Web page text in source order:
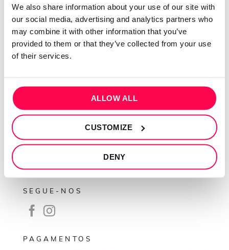
We also share information about your use of our site with
our social media, advertising and analytics partners who
may combine it with other information that you’ve
provided to them or that they’ve collected from your use
of their services.
ALLOW ALL
CUSTOMIZE
DENY
Sobre mim
Contactos
Conta cliente
INFORMAÇÕES
Política de privacidade
Termos e condições
SEGUE-NOS
PAGAMENTOS